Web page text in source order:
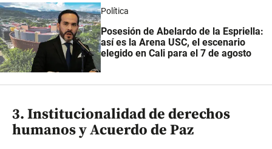
Política
Posesión de Abelardo de la Espriella:
así es la Arena USC, el escenario
elegido en Cali para el 7 de agosto
3. Institucionalidad de derechos
humanos y Acuerdo de Paz